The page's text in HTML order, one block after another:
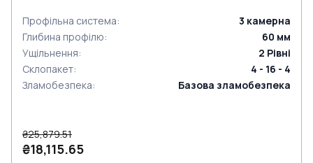
Профільна система: 3 камерна
Глибина профілю: 60 мм
Ущільнення: 2 Рівні
Склопакет:
4 - 16 - 4
Зламобезпека: Базова зламобезпека
₴25,879.51
₴18,115.65